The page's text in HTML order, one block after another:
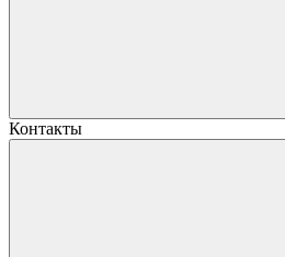
Контакты